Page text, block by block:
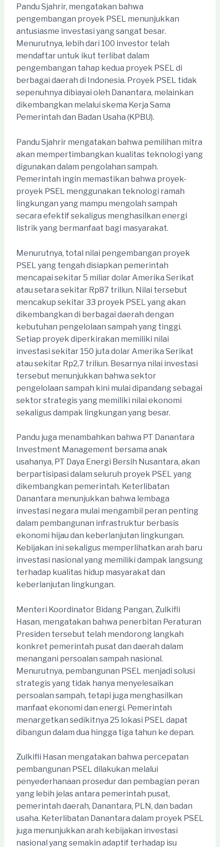
Pandu Sjahrir, mengatakan bahwa
pengembangan proyek PSEL menunjukkan
antusiasme investasi yang sangat besar.
Menurutnya, lebih dari 100 investor telah
mendaftar untuk ikut terlibat dalam
pengembangan tahap kedua proyek PSEL di
berbagai daerah di Indonesia. Proyek PSEL tidak
sepenuhnya dibiayai oleh Danantara, melainkan
dikembangkan melalui skema Kerja Sama
Pemerintah dan Badan Usaha (KPBU).
Pandu Sjahrir mengatakan bahwa pemilihan mitra
akan mempertimbangkan kualitas teknologi yang
digunakan dalam pengolahan sampah.
Pemerintah ingin memastikan bahwa proyek-
proyek PSEL menggunakan teknologi ramah
lingkungan yang mampu mengolah sampah
secara efektif sekaligus menghasilkan energi
listrik yang bermanfaat bagi masyarakat.
Menurutnya, total nilai pengembangan proyek
PSEL yang tengah disiapkan pemerintah
mencapai sekitar 5 miliar dolar Amerika Serikat
atau setara sekitar Rp87 triliun. Nilai tersebut
mencakup sekitar 33 proyek PSEL yang akan
dikembangkan di berbagai daerah dengan
kebutuhan pengelolaan sampah yang tinggi.
Setiap proyek diperkirakan memiliki nilai
investasi sekitar 150 juta dolar Amerika Serikat
atau sekitar Rp2,7 triliun. Besarnya nilai investasi
tersebut menunjukkan bahwa sektor
pengelolaan sampah kini mulai dipandang sebagai
sektor strategis yang memiliki nilai ekonomi
sekaligus dampak lingkungan yang besar.
Pandu juga menambahkan bahwa PT Danantara
Investment Management bersama anak
usahanya, PT Daya Energi Bersih Nusantara, akan
berpartisipasi dalam seluruh proyek PSEL yang
dikembangkan pemerintah. Keterlibatan
Danantara menunjukkan bahwa lembaga
investasi negara mulai mengambil peran penting
dalam pembangunan infrastruktur berbasis
ekonomi hijau dan keberlanjutan lingkungan.
Kebijakan ini sekaligus memperlihatkan arah baru
investasi nasional yang memiliki dampak langsung
terhadap kualitas hidup masyarakat dan
keberlanjutan lingkungan.
Menteri Koordinator Bidang Pangan, Zulkifli
Hasan, mengatakan bahwa penerbitan Peraturan
Presiden tersebut telah mendorong langkah
konkret pemerintah pusat dan daerah dalam
menangani persoalan sampah nasional.
Menurutnya, pembangunan PSEL menjadi solusi
strategis yang tidak hanya menyelesaikan
persoalan sampah, tetapi juga menghasilkan
manfaat ekonomi dan energi. Pemerintah
menargetkan sedikitnya 25 lokasi PSEL dapat
dibangun dalam dua hingga tiga tahun ke depan.
Zulkifli Hasan mengatakan bahwa percepatan
pembangunan PSEL dilakukan melalui
penyederhanaan prosedur dan pembagian peran
yang lebih jelas antara pemerintah pusat,
pemerintah daerah, Danantara, PLN, dan badan
usaha. Keterlibatan Danantara dalam proyek PSEL
juga menunjukkan arah kebijakan investasi
nasional yang semakin adaptif terhadap isu